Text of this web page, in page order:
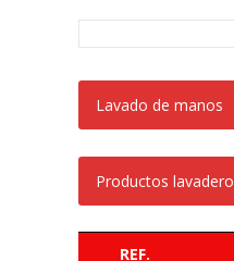
Lavado de manos
Productos lavadero
REF.